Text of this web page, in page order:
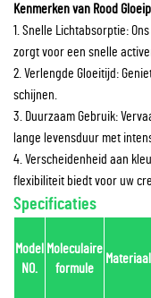
Kenmerken van Rood
1. Snelle Lichtabsorptie:
zorgt voor een snelle
2. Verlengde Gloeitijd:
schijnen.
3. Duurzaam Gebruik:
lange levensduur met
4. Verscheidenheid aan
flexibiliteit biedt voor uw
Specificaties
Model
NO.
Moleculaire
formule
Materiaal